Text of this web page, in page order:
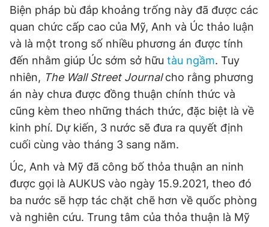
chép dưới mọi hình thức nếu không có sự chấp thuận bằng văn
bản. Phát triển bởi ePi Technologies, JSC.
Biện pháp bù đắp khoảng trống này đã được các
quan chức cấp cao của Mỹ, Anh và Úc thảo luận
và là một trong số nhiều phương án được tính
đến nhằm giúp Úc sớm sở hữu tàu ngầm. Tuy
nhiên, The Wall Street Journalcho rằng phương
án này chưa được đồng thuận chính thức và
cũng kèm theo những thách thức, đặc biệt là về
kinh phí. Dự kiến, 3 nước sẽ đưa ra quyết định
cuối cùng vào tháng 3 sang năm.
Úc, Anh và Mỹ đã công bố thỏa thuận an ninh
được gọi là AUKUS vào ngày 15.9.2021, theo đó
ba nước sẽ hợp tác chặt chẽ hơn về quốc phòng
và nghiên cứu. Trung tâm của thỏa thuận là Mỹ